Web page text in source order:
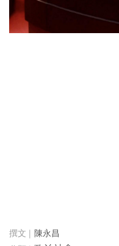
陳永昌